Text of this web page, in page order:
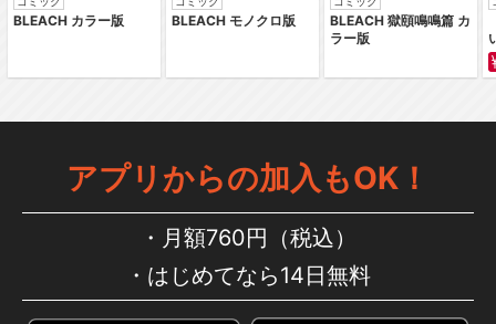
BLEACH カラー版 BLEACH モノクロ版
BLEACH 獄頤鳴鳴篇 カ
ラー版
アプリからの加入もOK！
月額760円（税込）
はじめてなら14日無料